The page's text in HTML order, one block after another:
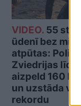
VIDEO. 55
ūdenī bez
atpūtas: Polis
Zviedrijas līdz
aizpeld 160
un uzstāda
rekordu